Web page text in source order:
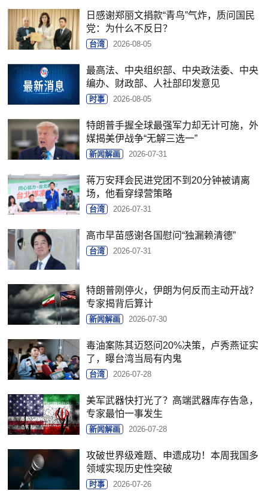
日感谢郑丽文捐款“青鸟”气炸，质问国民
党：为什么不反日？
台湾 2026-08-05
最高法、中央组织部、中央政法委、中央
编办、财政部、人社部印发意见
时事 2026-08-05
特朗普手握全球最强军力却无计可施，外
媒揭美伊战争“无解三选一”
新闻解画 2026-07-31
蒋万安拜会民进党团不到20分钟被请离
场，他看穿绿营策略
台湾 2026-07-31
高市早苗感谢各国慰问“独漏赖清德”
台湾 2026-07-31
特朗普刚停火，伊朗为何反而主动开战？
专家揭背后算计
新闻解画 2026-07-30
毒油案陈其迈怒问20%决策，卢秀燕证实
了，曝台湾当局有内鬼
台湾 2026-07-28
美军武器快打光了？高端武器库存告急，
专家最怕一事发生
新闻解画 2026-07-28
攻破世界级难题、申遗成功！本周我国多
领域实现历史性突破
时事 2026-07-26